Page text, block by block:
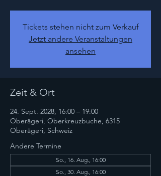
Tickets stehen nicht zum Verkauf
Jetzt andere Veranstaltungen
ansehen
Zeit & Ort
24. Sept. 2028, 16:00 – 19:00
Oberägeri, Oberkreuzbuche, 6315
Oberägeri, Schweiz
Andere Termine
So., 16. Aug., 16:00
So., 30. Aug., 16:00